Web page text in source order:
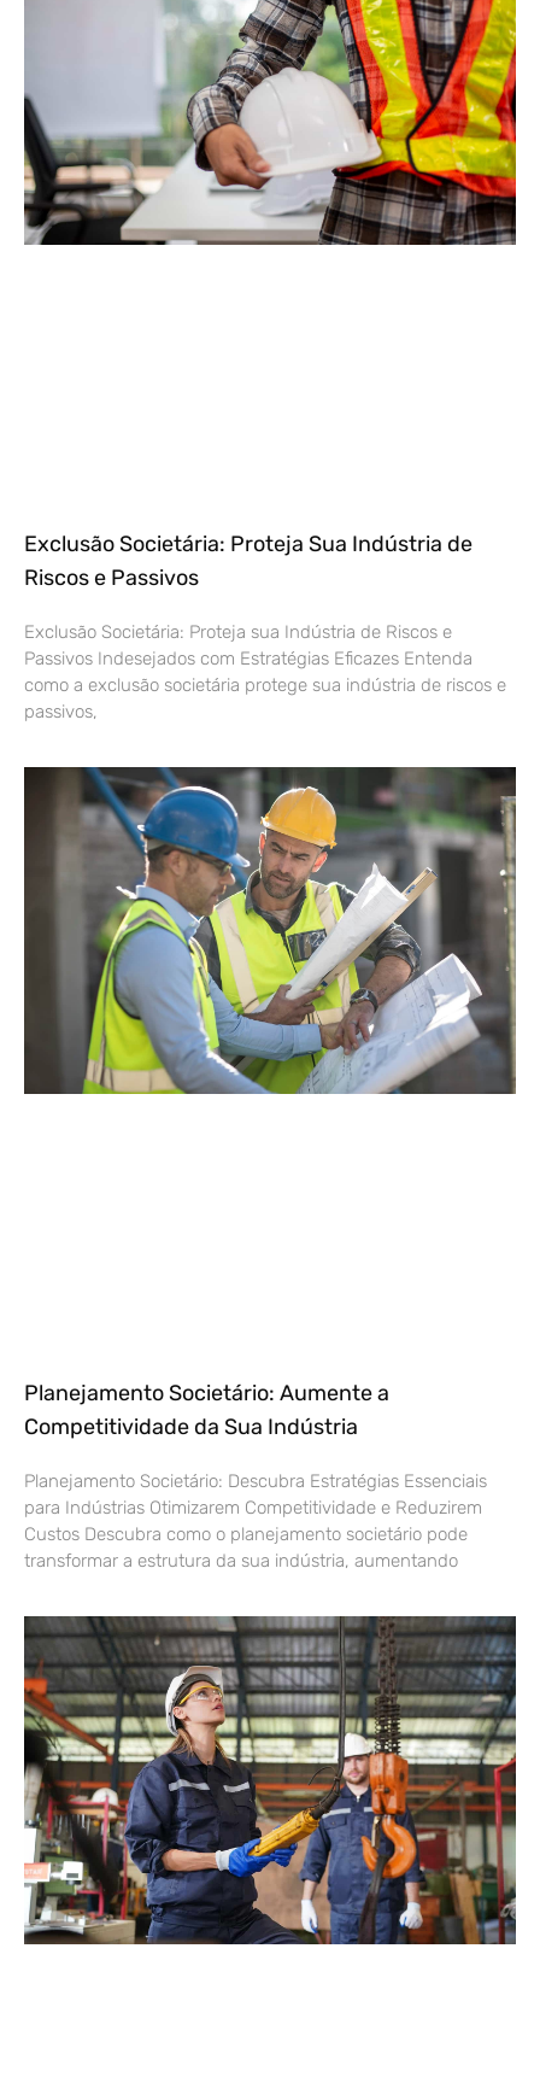
Exclusão Societária: Proteja Sua Indústria de
Riscos e Passivos
Exclusão Societária: Proteja sua Indústria de Riscos e
Passivos Indesejados com Estratégias Eficazes Entenda
como a exclusão societária protege sua indústria de riscos e
passivos,
Planejamento Societário: Aumente a
Competitividade da Sua Indústria
Planejamento Societário: Descubra Estratégias Essenciais
para Indústrias Otimizarem Competitividade e Reduzirem
Custos Descubra como o planejamento societário pode
transformar a estrutura da sua indústria, aumentando